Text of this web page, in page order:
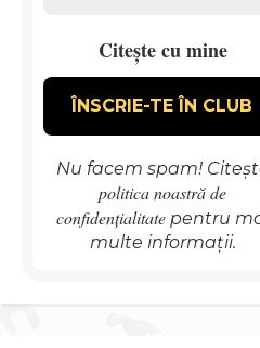
Citește cu mine
Nu facem spam!
politica noastră de
confidențialitatepentru
multe informații.